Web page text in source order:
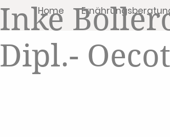
Home
Inke
Dipl.-